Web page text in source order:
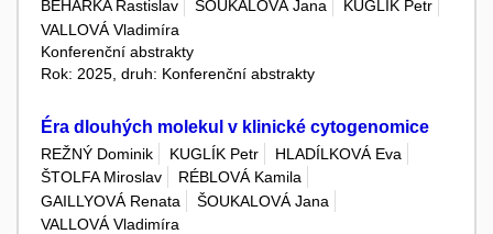
BEHARKA Rastislav
ŠOUKALOVÁ Jana
KUGLÍK Petr
VALLOVÁ Vladimíra
Konferenční abstrakty
Rok: 2025, druh: Konferenční abstrakty
Éra dlouhých molekul v klinické cytogenomice
REŽNÝ Dominik KUGLÍK Petr
HLADÍLKOVÁ Eva
ŠTOLFA Miroslav
RÉBLOVÁ Kamila
GAILLYOVÁ Renata
ŠOUKALOVÁ Jana
VALLOVÁ Vladimíra